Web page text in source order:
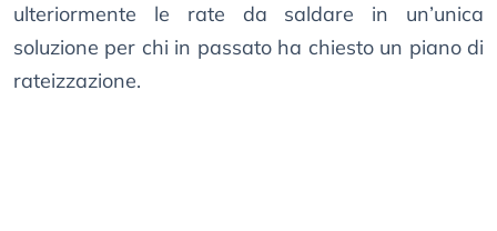
ulteriormente le rate da saldare in un’unica
soluzione per chi in passato ha chiesto un piano di
rateizzazione.